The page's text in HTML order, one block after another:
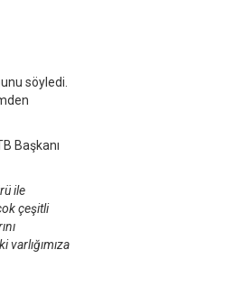
söyledi.
Başkanı
ile
çeşitli
varlığımıza